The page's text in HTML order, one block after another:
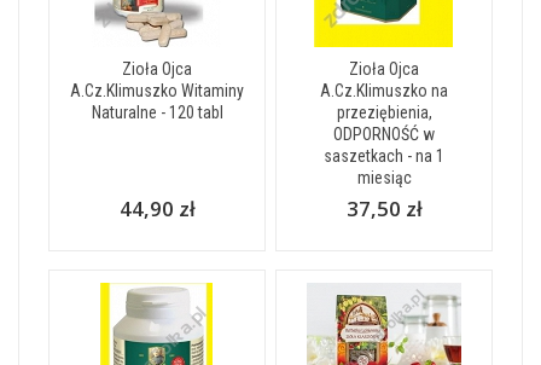
Zioła Ojca
A.Cz.Klimuszko Witaminy
Naturalne - 120 tabl
44,90 zł
Zioła Ojca
A.Cz.Klimuszko na
przeziębienia,
ODPORNOŚĆ w
saszetkach - na 1
miesiąc
37,50 zł